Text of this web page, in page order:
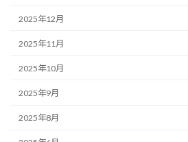
2025年12月
2025年11月
2025年10月
2025年9月
2025年8月